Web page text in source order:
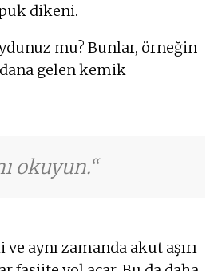
dikeni.
mu? Bunlar, örneğin
gelen kemik
okuyun.
aynı zamanda akut aşırı